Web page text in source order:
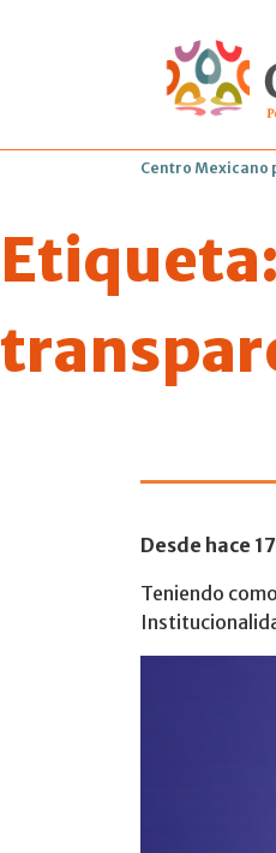
Centro Mexicano
292
Desde hace
Teniendo